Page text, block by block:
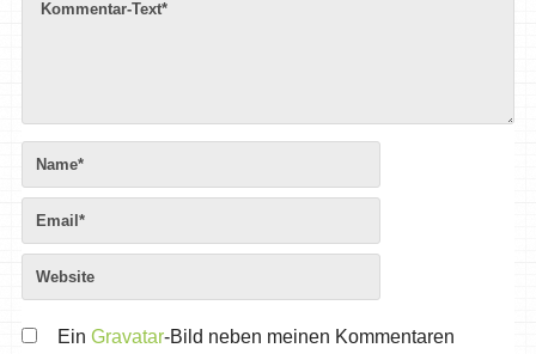
Ein Gravatar-Bild neben meinen Kommentaren